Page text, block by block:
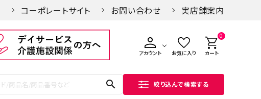
コーポレートサイト お問い合わせ 実店舗案内
アカウント お気に入り
0
カート
search 絞り込んで検索する